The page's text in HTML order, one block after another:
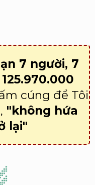
7 người, 7
cúng để Tôi
"không hứa
lại"